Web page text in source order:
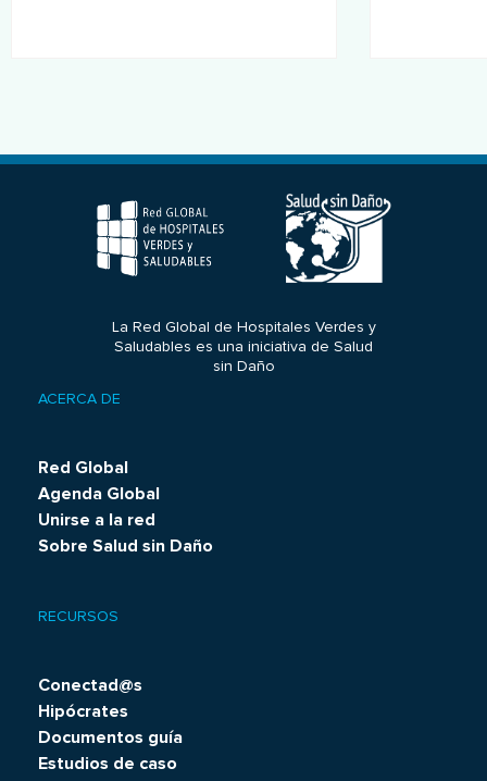
La Red Global de Hospitales Verdes y
Saludables es una iniciativa de Salud
sin Daño
menu
ACERCA DE
Red Global
Agenda Global
Unirse a la red
Sobre Salud sin Daño
RECURSOS
Conectad@s
Hipócrates
Documentos guía
Estudios de caso